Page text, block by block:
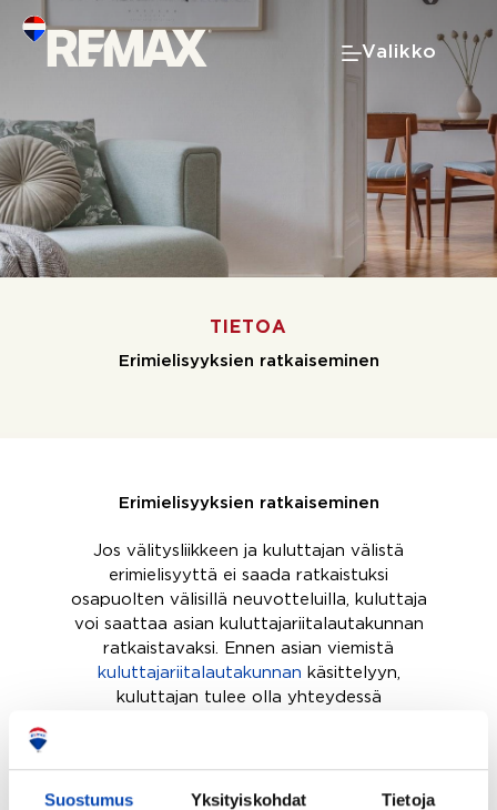
Suostumus Yksityiskohdat Tietoja
content
Valikko
TIETOA
Erimielisyyksien ratkaiseminen
Erimielisyyksien ratkaiseminen
Jos välitysliikkeen ja kuluttajan välistä
erimielisyyttä ei saada ratkaistuksi
osapuolten välisillä neuvotteluilla, kuluttaja
voi saattaa asian kuluttajariitalautakunnan
ratkaistavaksi. Ennen asian viemistä
kuluttajariitalautakunnan käsittelyyn,
kuluttajan tulee olla yhteydessä